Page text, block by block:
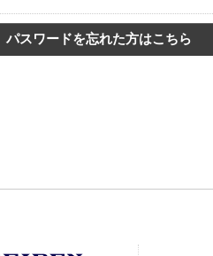
パスワードを忘れた方はこちら